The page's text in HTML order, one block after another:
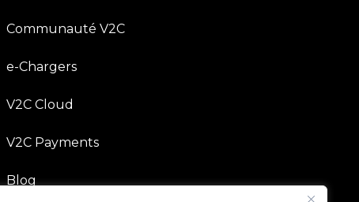
Communauté V2C
e-Chargers
V2C Cloud
V2C Payments
Blog